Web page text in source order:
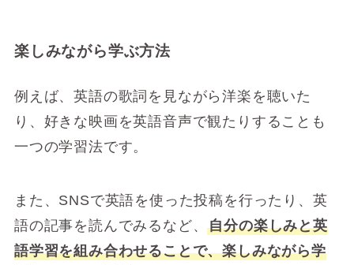
楽しみながら学ぶ方法
例えば、英語の歌詞を見ながら洋楽を聴いた
り、好きな映画を英語音声で観たりすることも
一つの学習法です。
また、SNSで英語を使った投稿を行ったり、英
語の記事を読んでみるなど、自分の楽しみと英
語学習を組み合わせることで、楽しみながら学